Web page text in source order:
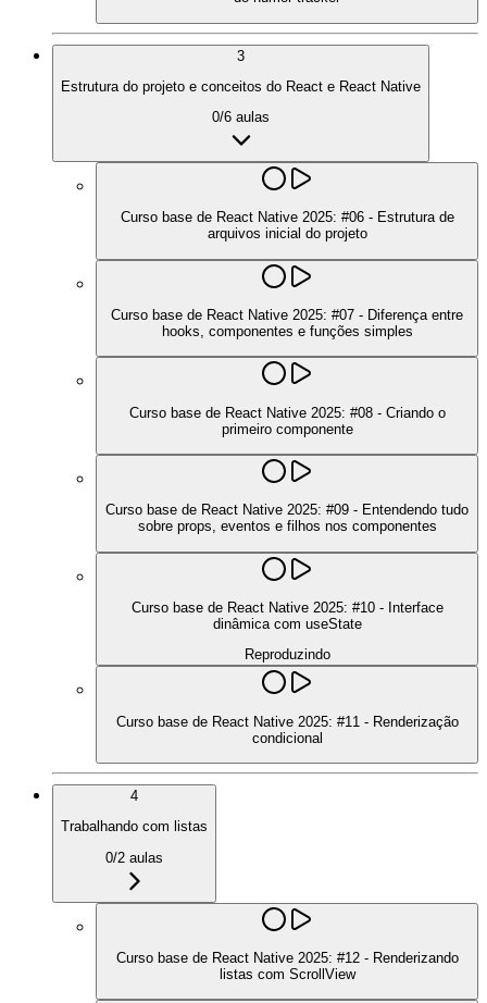
3
Estrutura do projeto e conceitos do React e React Native
0/6 aulas
Curso base de React Native 2025: #06 - Estrutura de
arquivos inicial do projeto
Curso base de React Native 2025: #07 - Diferença entre
hooks, componentes e funções simples
Curso base de React Native 2025: #08 - Criando o
primeiro componente
Curso base de React Native 2025: #09 - Entendendo tudo
sobre props, eventos e filhos nos componentes
Curso base de React Native 2025: #10 - Interface
dinâmica com useState
Reproduzindo
Curso base de React Native 2025: #11 - Renderização
condicional
4
Trabalhando com listas
0/2 aulas
Curso base de React Native 2025: #12 - Renderizando
listas com ScrollView